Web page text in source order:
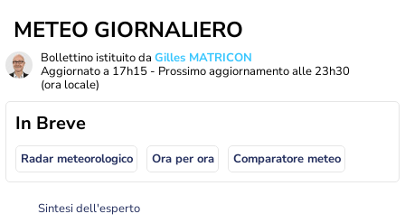
METEO GIORNALIERO
Bollettino istituito da Gilles MATRICON
Aggiornato a 17h15 - Prossimo aggiornamento alle 23h30
(ora locale)
In Breve
Radar meteorologico Ora per ora Comparatore meteo
Sintesi dell'esperto